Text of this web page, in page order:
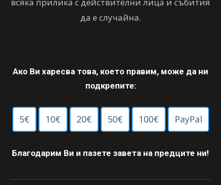
да е случайна.
Ако Ви харесва това, което правим, може да ни
подкрепите:
5€ 10€ 20€ 50€ 100€ PayPal
Благодарим Ви и пазете завета на предците ни!